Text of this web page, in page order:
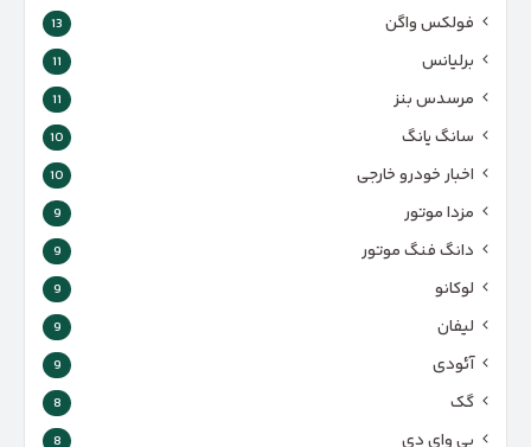
فولکس واگن 13
برلیانس 11
مرسدس بنز 11
سانگ یانگ 10
اخبار خودرو خارجی 10
مزدا موتور 9
دانگ فنگ موتور 9
لوکانو 9
لیفان 9
آئودی 9
گک 8
بی وای دی 8